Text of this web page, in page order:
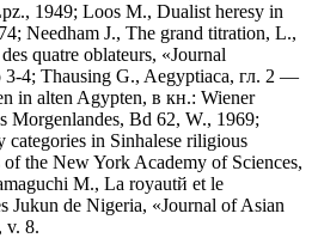
1949; Loos M., Dualist heresy in
Needham J., The grand titration, L.,
quatre oblateurs, «Journal
3-4; Thausing G., Aegyptiaca, гл. 2 —
in alten Agypten, в кн.: Wiener
Morgenlandes, Bd 62, W., 1969;
categories in Sinhalese riligious
the New York Academy of Sciences,
M., La royautй et le
Jukun de Nigeria, «Journal of Asian
v. 8.